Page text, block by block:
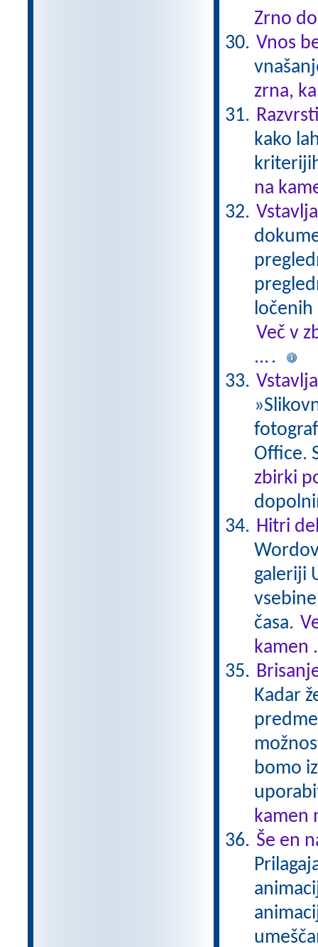
Zrno
Vnos
zrna,
kako
na
ločenih
Več v
....
Office.
zbirki
Hitri
galeriji
časa.
kamen
Kadar
bomo
kamen
Še en